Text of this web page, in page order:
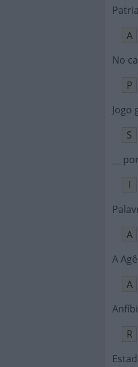
A
No
P
Jogo
S
__
I
A
A
A
R